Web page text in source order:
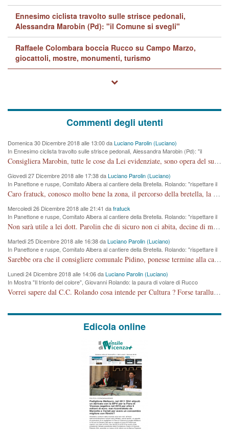
Ennesimo ciclista travolto sulle strisce pedonali,
Alessandra Marobin (Pd): "il Comune si svegli"
Raffaele Colombara boccia Rucco su Campo Marzo,
giocattoli, mostre, monumenti, turismo
Commenti degli utenti
Domenica 30 Dicembre 2018 alle 13:00 daLuciano Parolin (Luciano)
In Ennesimo ciclista travolto sulle strisce pedonali, Alessandra Marobin (Pd): "il
Comune si svegli"
Consigliera Marobin, tutte le cose da Lei evidenziate, sono opera del suo ex Assessore e compagno di Partito Antonio Marco Dalla Pozza Assessore alla "progettazione" di piste ciclabili e altre porcherie. A lui manderei il conto da saldare per incidenti e danni alle persone. E' ora che "finiamola." Avete perso rassegnatevi. qui IL SINDACO RUCCO NON C'ENTRA PER NIENTE. CAPITO!!!!!!!! Amen.
Giovedi 27 Dicembre 2018 alle 17:38 daLuciano Parolin (Luciano)
In Panettone e ruspe, Comitato Albera al cantiere della Bretella. Rolando: "rispettare il
cronoprogramma"
Caro fratuck, conosco molto bene la zona, il percorso della bretella, la situazione dei cittadini, abito in Viale Trento. A partire dal 2003 ho partecipato al Comitato di Maddalene pro bretella, e a riunioni propositive per apportare modifiche al progetto. Numerose mie foto del territorio sono arrivate a Roma, altri miei interventi (non graditi dalla Sx) sono stati pubblicati dal GdV, assieme ad altri come Ciro Asproso, ora favorevole alla bretella. Ho partecipato alla raccolta firme per la chiusura della strada x 5 giorni eseguita dal Sindaco Hullwech per sforamento 180 Micro/g. Pertanto come impegno per la tematica sono apposto con la coscienza. Ora il Progetto è partito, fine! Voglio dire che la nuova Giunta "comunale" non c'entra più. L'opera sarà "malauguratamente" eseguita, ma non con il mio placet. Il Consigliere Comunale dovrebbe capire che la campagna elettorale è finita, con buona pace di tutti. Quello che invece dovrebbe interessare è la proprietà della strada, dall'uscita autostradale Ovest, sino alla Rotatoria dell'Albara, vi sono tre possessori: Autostrade SpA; La Provincia, il Comune. Come la mettiamo per il futuro ? I costi, da 50 sono saliti a 100 milioni di € come dire 20 milioni a KM (!) da non credere. Comunque si farà. Ma nessuno canti Vittoria, anzi meglio non farne un ulteriore fatto "partitico" per questioni elettorali o di seggio. Se mi manda la sua mail, sono disponibile ad inviare i documenti e le foto sopra descritte. Con ossequi, Luciano Parolin
Mercoledi 26 Dicembre 2018 alle 21:41 dafratuck
In Panettone e ruspe, Comitato Albera al cantiere della Bretella. Rolando: "rispettare il
cronoprogramma"
Non sarà utile a lei dott. Parolin che di sicuro non ci abita, decine di migliaia di TIR, automobili e padroncini che passano quotidianamente per una strada appena rotabile, non è più possibile stendere i panni, attraversare la strada senza rischiare la morte, le case stanno crepando, i tempi sono cambiati e la bretella non passerà assolutamente per maddalene (ma cosa sta a dire?!), dia invece responsabilità a chi ha costruito tagliando la strada che doveva invece terminare a isola vicentina e non al moracchino lasciando Motta di Costabissara ancora in panne di traffico. I tempi sono cambiati dottore e se l'anagrafe della vita stagna nell'essere umano impressioni conservatrici, la società non le considera perchè va avanti, si industrializza e ha bisogno di infrastrutture e di sviluppo. Ultima considerazione, se è geloso di Rolando perchè vede in lui solo campagne politiche mentre si difendono i SOLI diritti dei cittadini, la preghiamo faccia considerazioni più appropriate. Saluti e complimenti per i suoi scritti.
Martedi 25 Dicembre 2018 alle 16:38 daLuciano Parolin (Luciano)
In Panettone e ruspe, Comitato Albera al cantiere della Bretella. Rolando: "rispettare il
cronoprogramma"
Sarebbe ora che il consigliere comunale Pidino, ponesse termine alla campagna elettorale nel territorio del suo seggio Villaggio del Sole. La tiraca è iniziata, distruggerà 6 km di prateria ovest della città, ricca di fonti e sorgenti d'acqua. I cittadini di Maddalene non avranno più Pace la notte. Molta colpa per la costruzione di questa Strada è proprio del signor Rolando,dei suoi gazebo mobili e che vuol far passare questa opera VANDALICA come progetto "utile" a chi ? Non è cosa seria sig. Rolando!
Lunedi 24 Dicembre 2018 alle 14:06 daLuciano Parolin (Luciano)
In Mostra "Il trionfo del colore", Giovanni Rolando: la paura di volare di Rucco
Vorrei sapere dal C.C. Rolando cosa intende per Cultura ? Forse tarallucci, vino e sagre, o spaghetti tricolori del PD ? Il continuo (s)parlare della mostra a Palazzo Chiericati caro consigliere DANNEGGIA FORTEMENTE l'immagine della città TUTTA e fa deviare i consensi che in RUSSIA (badi bene ex U.R.S.S.) sono ECCELLENTI. A livello artistico l'evento è di alta Valenza culturale, COMPITO di Tutta la Cittadinanza fare il possibile per propagandare l'iniziativa senza farne UN CASO PARTITICO come fa Lei da sempre. Meno Gazebo + Partecipazione! E così sia. Amen.
Edicola online